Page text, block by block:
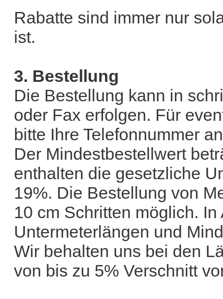
Rabatte sind immer nur
ist.
3. Bestellung
Die Bestellung kann in
oder Fax erfolgen. Für
bitte Ihre Telefonnummer
Der Mindestbestellwert
enthalten die gesetzliche
19%. Die Bestellung von
10 cm Schritten möglich.
Untermeterlängen und
Wir behalten uns bei den
von bis zu 5% Verschnitt